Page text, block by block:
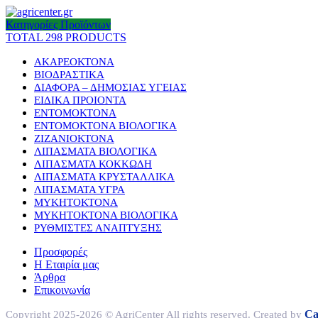
Κατηγορίες Προϊόντων
TOTAL 298 PRODUCTS
ΑΚΑΡΕΟΚΤΟΝΑ
ΒΙΟΔΡΑΣΤΙΚΑ
ΔΙΑΦΟΡΑ – ΔΗΜΟΣΙΑΣ ΥΓΕΙΑΣ
ΕΙΔΙΚΑ ΠΡΟΙΟΝΤΑ
ΕΝΤΟΜΟΚΤΟΝΑ
ΕΝΤΟΜΟΚΤΟΝΑ ΒΙΟΛΟΓΙΚΑ
ΖΙΖΑΝΙΟΚΤΟΝΑ
ΛΙΠΑΣΜΑΤΑ ΒΙΟΛΟΓΙΚΑ
ΛΙΠΑΣΜΑΤΑ ΚΟΚΚΩΔΗ
ΛΙΠΑΣΜΑΤΑ ΚΡΥΣΤΑΛΛΙΚΑ
ΛΙΠΑΣΜΑΤΑ ΥΓΡΑ
ΜΥΚΗΤΟΚΤΟΝΑ
ΜΥΚΗΤΟΚΤΟΝΑ ΒΙΟΛΟΓΙΚΑ
ΡΥΘΜΙΣΤΕΣ ΑΝΑΠΤΥΞΗΣ
Προσφορές
Η Εταιρία μας
Άρθρα
Επικοινωνία
Copyright 2025-2026 © AgriCenter All rights reserved. Created by